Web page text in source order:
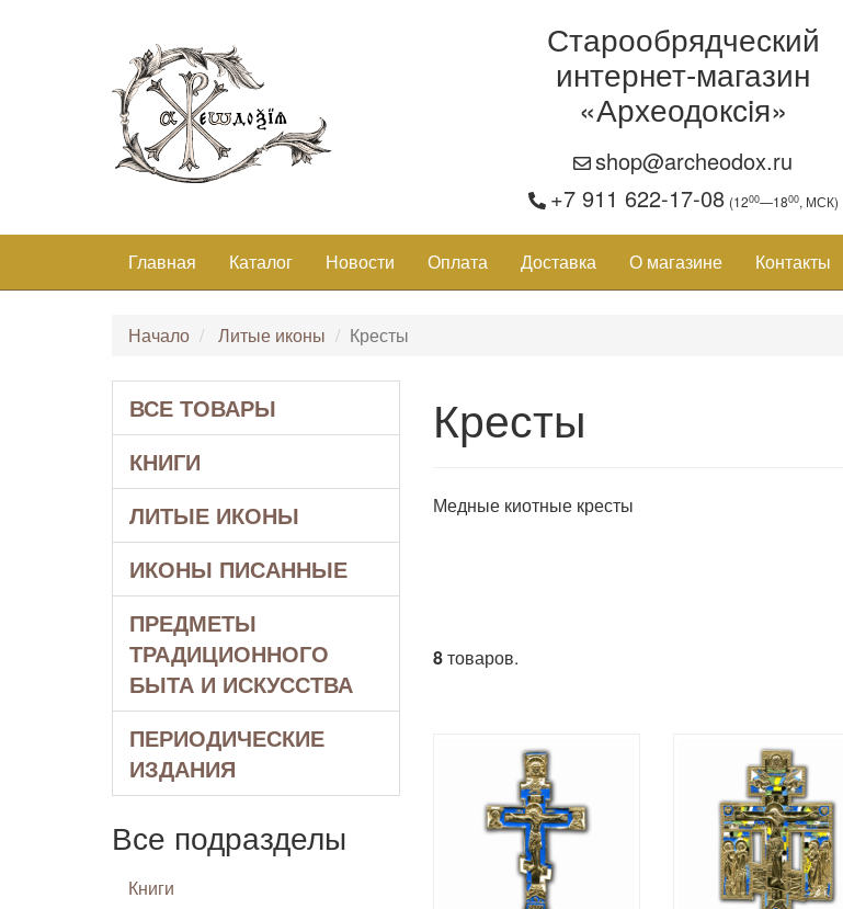
Старообрядческий
интернет-магазин
«Археодоксiя»
shop@archeodox.ru
+7 911 622-17-08 (1200—1800, МСК)
Главная Каталог Новости Оплата Доставка О магазине Контакты
Начало Литые иконы Кресты
ВСЕ ТОВАРЫ
КНИГИ
ЛИТЫЕ ИКОНЫ
ИКОНЫ ПИСАННЫЕ
ПРЕДМЕТЫ
ТРАДИЦИОННОГО
БЫТА И ИСКУССТВА
ПЕРИОДИЧЕСКИЕ
ИЗДАНИЯ
Все подразделы
Книги
Кресты
Медные киотные кресты
8товаров.